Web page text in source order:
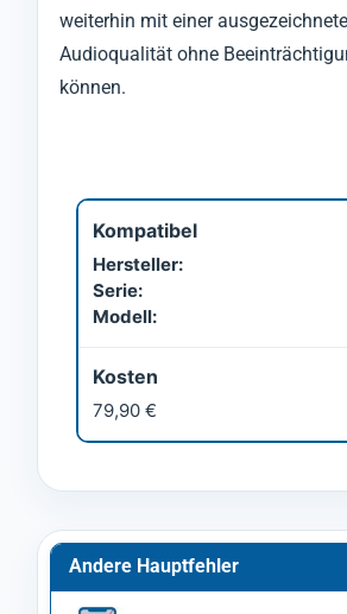
weiterhin mit einer
Audioqualität ohne
können.
Kompatibel
Hersteller:
Serie:
Modell:
Kosten
79,90 €
Andere Hauptfehler